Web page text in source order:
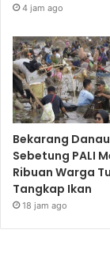
4 jam ago
Bekarang Danau
Sebetung PALI
Ribuan Warga
Tangkap Ikan
18 jam ago